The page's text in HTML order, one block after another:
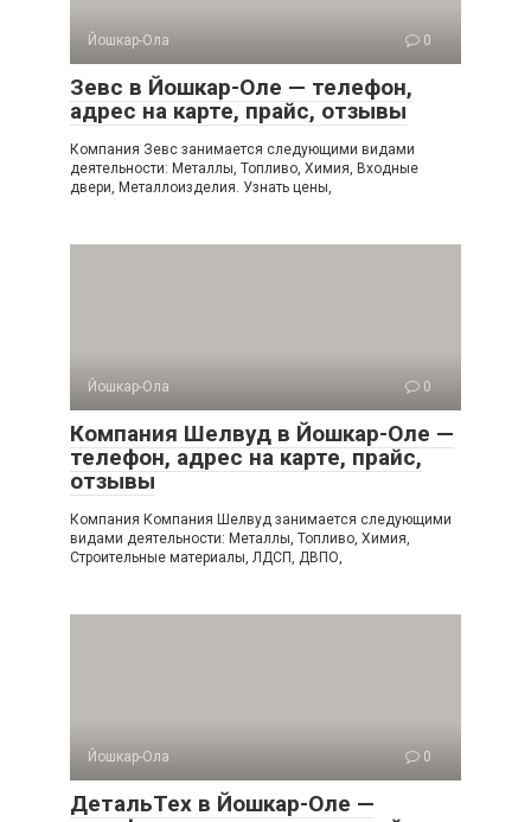
Йошкар-Ола 0
Зевс в Йошкар-Оле — телефон,
адрес на карте, прайс, отзывы
Компания Зевс занимается следующими видами
деятельности: Металлы, Топливо, Химия, Входные
двери, Металлоизделия. Узнать цены,
Йошкар-Ола 0
Компания Шелвуд в Йошкар-Оле —
телефон, адрес на карте, прайс,
отзывы
Компания Компания Шелвуд занимается следующими
видами деятельности: Металлы, Топливо, Химия,
Строительные материалы, ЛДСП, ДВПО,
Йошкар-Ола 0
ДетальТех в Йошкар-Оле —